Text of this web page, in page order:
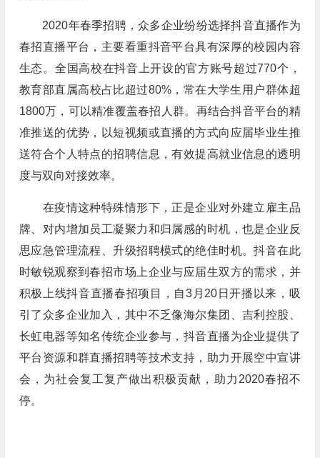
2020年春季招聘，众多企业纷纷选择抖音直播作为
春招直播平台，主要看重抖音平台具有深厚的校园内容
生态。全国高校在抖音上开设的官方账号超过770个，
教育部直属高校占比超过80%，常在大学生用户群体超
1800万，可以精准覆盖春招人群。再结合抖音平台的精
准推送的优势，以短视频或直播的方式向应届毕业生推
送符合个人特点的招聘信息，有效提高就业信息的透明
度与双向对接效率。
在疫情这种特殊情形下，正是企业对外建立雇主品
牌、对内增加员工凝聚力和归属感的时机，也是企业反
思应急管理流程、升级招聘模式的绝佳时机。抖音在此
时敏锐观察到春招市场上企业与应届生双方的需求，并
积极上线抖音直播春招项目，自3月20日开播以来，吸
引了众多企业加入，其中不乏像海尔集团、吉利控股、
长虹电器等知名传统企业参与，抖音直播为企业提供了
平台资源和群直播招聘等技术支持，助力开展空中宣讲
会，为社会复工复产做出积极贡献，助力2020春招不
停。